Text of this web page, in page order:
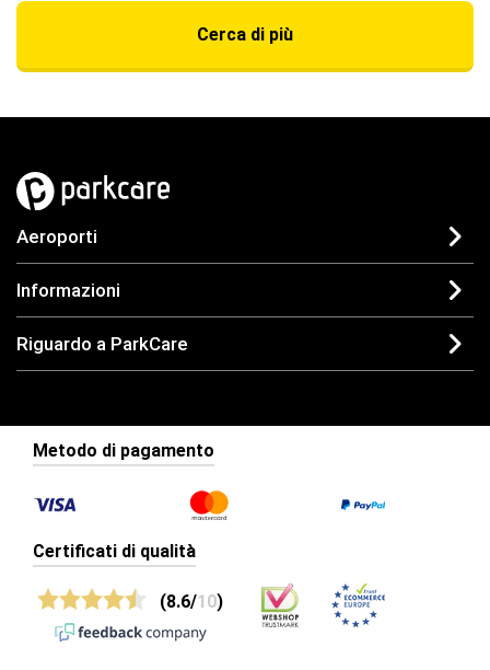
Cerca di più
Aeroporti
Informazioni
Riguardo a ParkCare
Metodo di pagamento
Certificati di qualità
(8.6/10)